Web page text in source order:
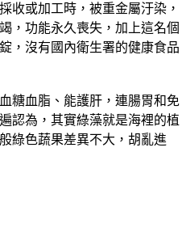
收或加工時，被重金屬汙染，
，功能永久喪失，加上這名個
，沒有國內衛生署的健康食品
糖血脂、能護肝，連腸胃和免
認為，其實綠藻就是海裡的植
綠色蔬果差異不大，胡亂進